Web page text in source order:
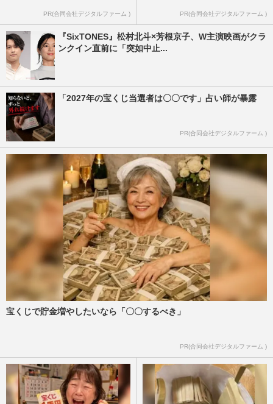
PR(合同会社デジタルファーム ) PR(合同会社デジタルファーム )
『SixTONES』松村北斗×芳根京子、W主演映画がクラ
ンクイン直前に「突如中止...
「2027年の宝くじ当選者は〇〇です」占い師が暴露
PR(合同会社デジタルファーム )
宝くじで貯金増やしたいなら「〇〇するべき」
PR(合同会社デジタルファーム )